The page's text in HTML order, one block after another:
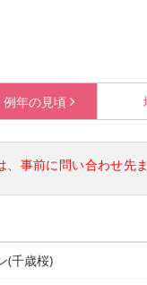
例年の見頃
事前に問い合わせ先
(千歳桜)